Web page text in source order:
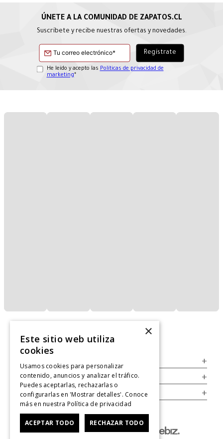
Suscríbete y recibe nuestras ofertas y novedades.
He leído y acepto las Políticas de privacidad de
marketing*
+
Legal +
Cuenta +
×
Este sitio web utiliza
cookies
Usamos cookies para personalizar
contenido, anuncios y analizar el tráfico.
Puedes aceptarlas, rechazarlas o
configurarlas en 'Mostrar detalles'. Conoce
más en nuestra Política de privacidad
ACEPTAR TODO RECHAZAR TODO